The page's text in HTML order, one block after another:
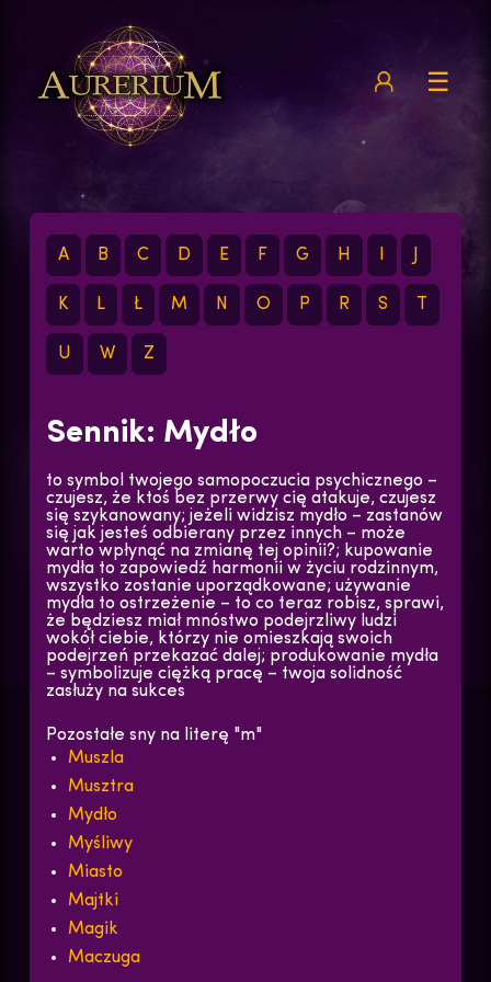
☰
A B C D E F G H
K L Ł M N O P R S
U W Z
Sennik: Mydło
to symbol twojego samopoczucia psychicznego –
czujesz, że ktoś bez przerwy cię atakuje, czujesz
się szykanowany; jeżeli widzisz mydło – zastanów
się jak jesteś odbierany przez innych – może
warto wpłynąć na zmianę tej opinii?; kupowanie
mydła to zapowiedź harmonii w życiu rodzinnym,
wszystko zostanie uporządkowane; używanie
mydła to ostrzeżenie – to co teraz robisz, sprawi,
że będziesz miał mnóstwo podejrzliwy ludzi
wokół ciebie, którzy nie omieszkają swoich
podejrzeń przekazać dalej; produkowanie mydła
– symbolizuje ciężką pracę – twoja solidność
zasłuży na sukces
Pozostałe sny na literę "m"
Muszla
Musztra
Mydło
Myśliwy
Miasto
Majtki
Magik
Maczuga